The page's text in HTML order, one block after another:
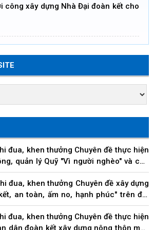
công xây dựng Nhà Đại đoàn kết cho
đua, khen thưởng Chuyên đề thực hiện
quản lý Quỹ "Vì người nghèo" và các
hội trên địa...
đua, khen thưởng Chuyên đề xây dựng
an toàn, ấm no, hạnh phúc" trên địa
đua, khen thưởng Chuyên đề thực hiện
dân đoàn kết xây dựng nông thôn mới,